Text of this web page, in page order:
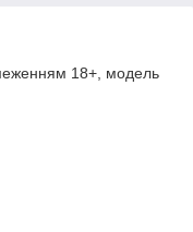
18+, модель